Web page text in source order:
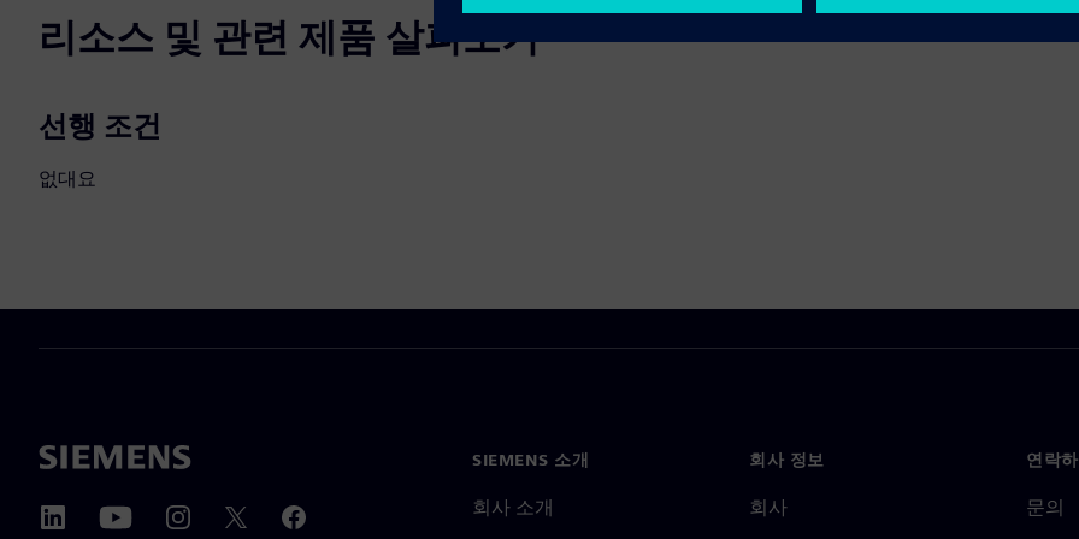
리소스 및 관련 제품 살펴보기
선행 조건
없대요
SIEMENS 소개
회사 소개
회사 정보
회사
연락하
문의